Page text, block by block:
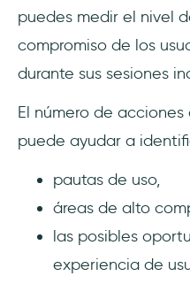
puedes medir el nivel
compromiso de los
durante sus sesiones
El número de
puede ayudar a
pautas de uso,
áreas de alto
las posibles
experiencia de